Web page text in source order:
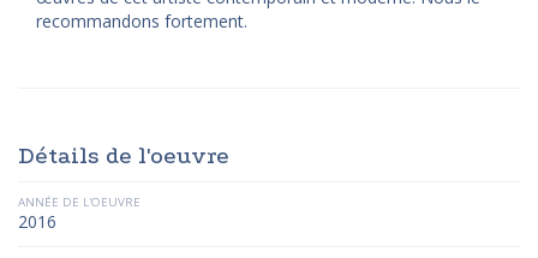
recommandons fortement.
Détails de l'oeuvre
ANNÉE DE L'OEUVRE
2016